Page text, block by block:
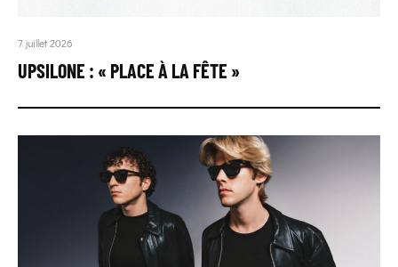
7 juillet 2026
UPSILONE : « PLACE À LA FÊTE »